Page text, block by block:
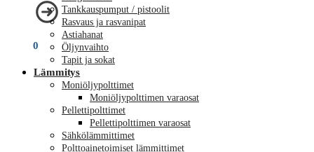
0
Tankkauspumput / pistoolit
Rasvaus ja rasvanipat
Astiahanat
Öljynvaihto
Tapit ja sokat
Lämmitys
Moniöljypolttimet
Moniöljypolttimen varaosat
Pellettipolttimet
Pellettipolttimen varaosat
Sähkölämmittimet
Polttoainetoimiset lämmittimet